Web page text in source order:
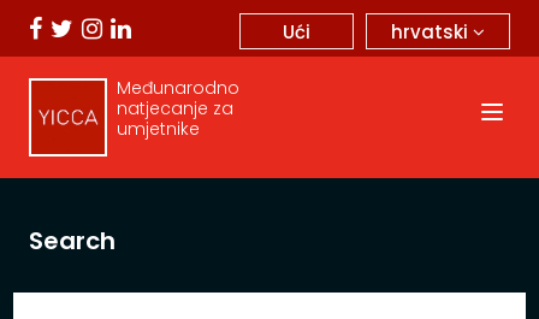
hrvatski
Ući
Međunarodno
natjecanje za
umjetnike
Search